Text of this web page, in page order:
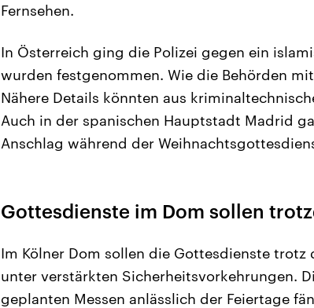
Fernsehen.
In Österreich ging die Polizei gegen ein
wurden festgenommen. Wie die Behörden
Nähere Details könnten aus
Auch in der spanischen Hauptstadt Madrid
Anschlag während der
Gottesdienste im Dom sollen
Im Kölner Dom sollen die Gottesdienste
unter verstärkten Sicherheitsvorkehrungen.
geplanten Messen anlässlich der Feiertage